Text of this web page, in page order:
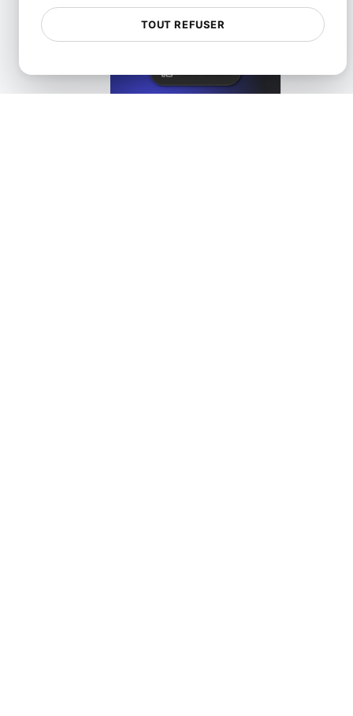
Qu'est-ce que l'accès à une API?
TOUT REFUSER